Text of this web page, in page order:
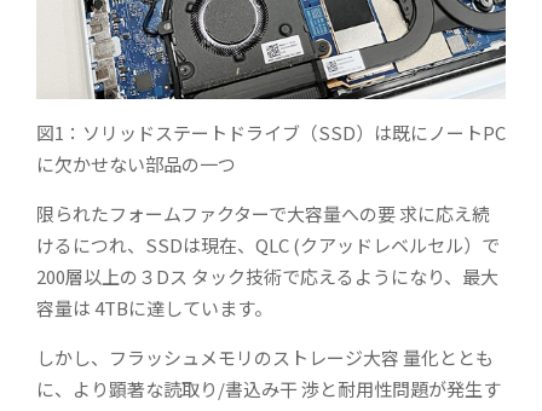
図1：ソリッドステートドライブ（SSD）は既にノートPC
に欠かせない部品の一つ
限られたフォームファクターで大容量への要 求に応え続
けるにつれ、SSDは現在、QLC (クアッドレベルセル）で
200層以上の３Dス タック技術で応えるようになり、最大
容量は 4TBに達しています。
しかし、フラッシュメモリのストレージ大容 量化ととも
に、より顕著な読取り/書込み干 渉と耐用性問題が発生す